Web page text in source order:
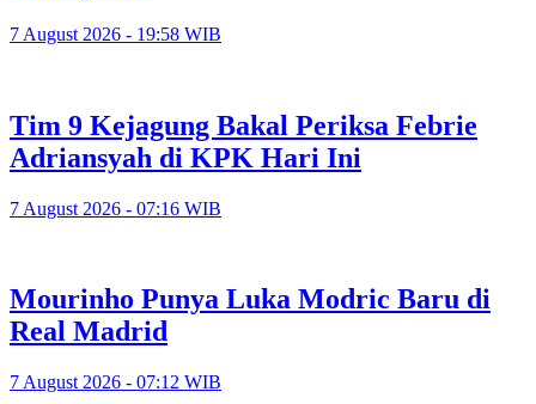
7 August 2026 - 19:58 WIB
Tim 9 Kejagung Bakal Periksa Febrie
Adriansyah di KPK Hari Ini
7 August 2026 - 07:16 WIB
Mourinho Punya Luka Modric Baru di
Real Madrid
7 August 2026 - 07:12 WIB